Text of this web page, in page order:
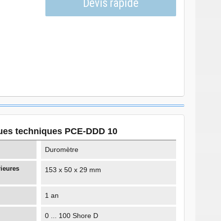
techniques PCE-DDD 10
Duromètre
153 x 50 x 29 mm
1 an
0 ... 100 Shore D